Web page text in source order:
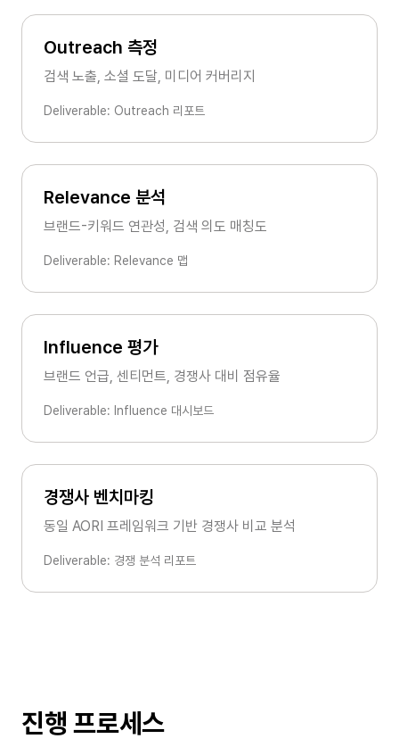
Outreach 측정
검색 노출, 소셜 도달, 미디어 커버리지
Deliverable: Outreach 리포트
Relevance 분석
브랜드-키워드 연관성, 검색 의도 매칭도
Deliverable: Relevance 맵
Influence 평가
브랜드 언급, 센티먼트, 경쟁사 대비 점유율
Deliverable: Influence 대시보드
경쟁사 벤치마킹
동일 AORI 프레임워크 기반 경쟁사 비교 분석
Deliverable: 경쟁 분석 리포트
진행 프로세스